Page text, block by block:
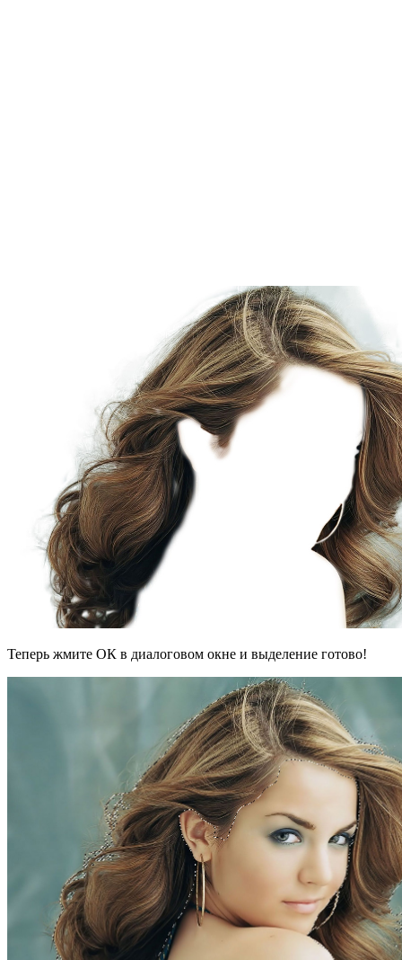
Теперь жмите ОК в диалоговом окне и выделение готово!